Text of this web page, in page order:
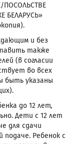
ПОСОЛЬСТВЕ
БЕЛАРУСЬ»
и без
также
(в согласии
во всех
быть указаны
до 12 лет,
Дети с 12 лет
для сдачи
подаче. Ребенок с